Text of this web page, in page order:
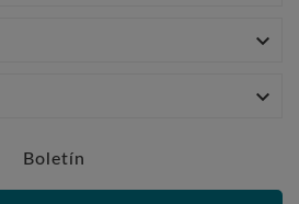


Boletín